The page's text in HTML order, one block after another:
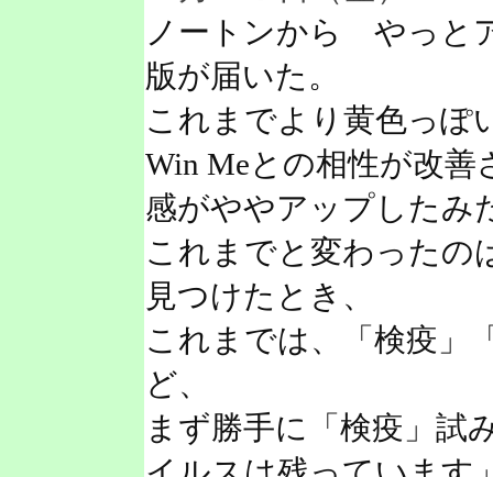
ノートンから やっと
版が届いた。
これまでより黄色っぽ
Win Meとの相性が改
感がややアップしたみ
これまでと変わったの
見つけたとき、
これまでは、「検疫」
ど、
まず勝手に「検疫」試